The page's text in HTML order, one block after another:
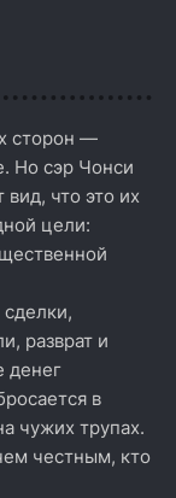
сторон —
Но сэр Чонси
что это их
цели:
сделки,
разврат и
денег
в
чужих трупах.
честным, кто